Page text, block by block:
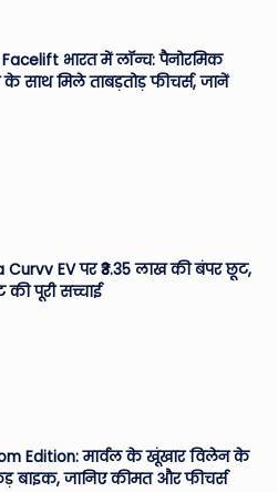
भारत में लॉन्च: पैनोरमिक
साथ मिले ताबड़तोड़ फीचर्स, जानें
Curvv EV पर ₹3.35 लाख की बंपर छूट,
पूरी सच्चाई
Edition: मार्वल के खूंखार विलेन के
बाइक, जानिए कीमत और फीचर्स